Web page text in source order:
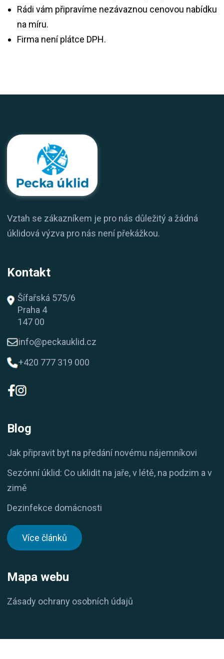
Rádi vám připravíme nezávaznou cenovou nabídku
na míru.
Firma není plátce DPH.
Vztah se zákazníkem je pro nás důležitý a žádná
úklidová výzva pro nás není překážkou.
Kontakt
Šífařská 575/6
Praha 4
147 00
info@peckauklid.cz
+420 777 319 000
Blog
Jak připravit byt na předání novému nájemníkovi
Sezónní úklid: Co uklidit na jaře, v létě, na podzim a v
zimě
Dezinfekce domácnosti
Více článků
Mapa webu
Zásady ochrany osobních údajů